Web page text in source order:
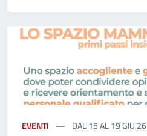
EVENTI DAL 15 AL 19 GIU 26